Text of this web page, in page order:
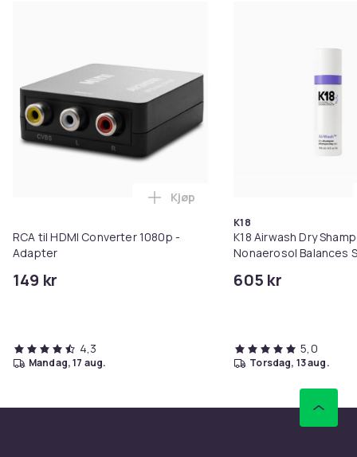
RCA til HDMI Converter 1080p -
Adapter
149 kr
Legg RCA til HDMI Converter
Kjøp
4,3
mandag, 17 aug.
K18
K18 Airwash Dry
Nonaerosol Balances
605 kr
5,0
torsdag, 13 aug.